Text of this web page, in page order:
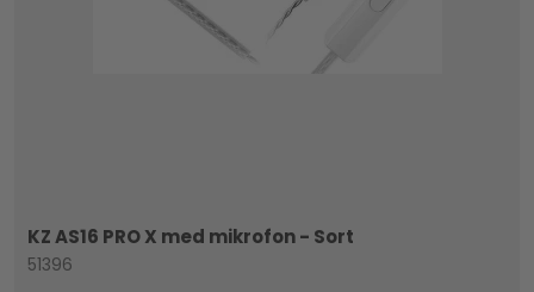
KZ AS16 PRO X med mikrofon - Sort
51396